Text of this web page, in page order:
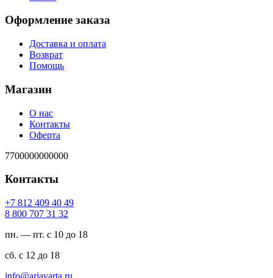
Оформление заказа
Доставка и оплата
Возврат
Помощь
Магазин
О нас
Контакты
Оферта
7700000000000
Контакты
94 04 904 218 7+
23 13 707 008 8
пн. — пт. с 10 до 18
сб. с 12 до 18
ur.atravaira@ofni